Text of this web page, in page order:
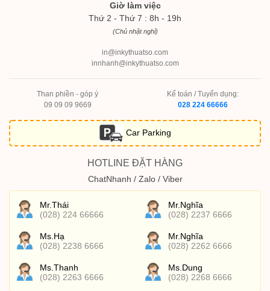
Giờ làm việc
Thứ 2 - Thứ 7 : 8h - 19h
(Chủ nhật nghỉ)
in@inkythuatso.com
innhanh@inkythuatso.com
Than phiền - góp ý
09 09 09 9669
Kế toán / Tuyển dụng:
028 224 66666
Car Parking
HOTLINE ĐẶT HÀNG
ChatNhanh / Zalo / Viber
Mr.Thái
(028) 224 66666
Mr.Nghĩa
(028) 2237 6666
Ms.Hạ
(028) 2238 6666
Mr.Nghĩa
(028) 2262 6666
Ms.Thanh
(028) 2263 6666
Ms.Dung
(028) 2268 6666